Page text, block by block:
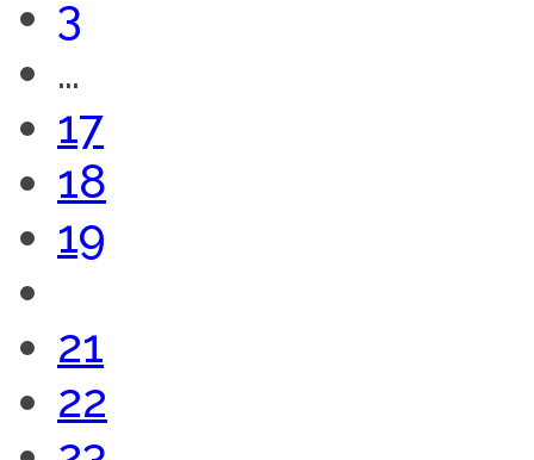
3
…
17
18
19
21
22